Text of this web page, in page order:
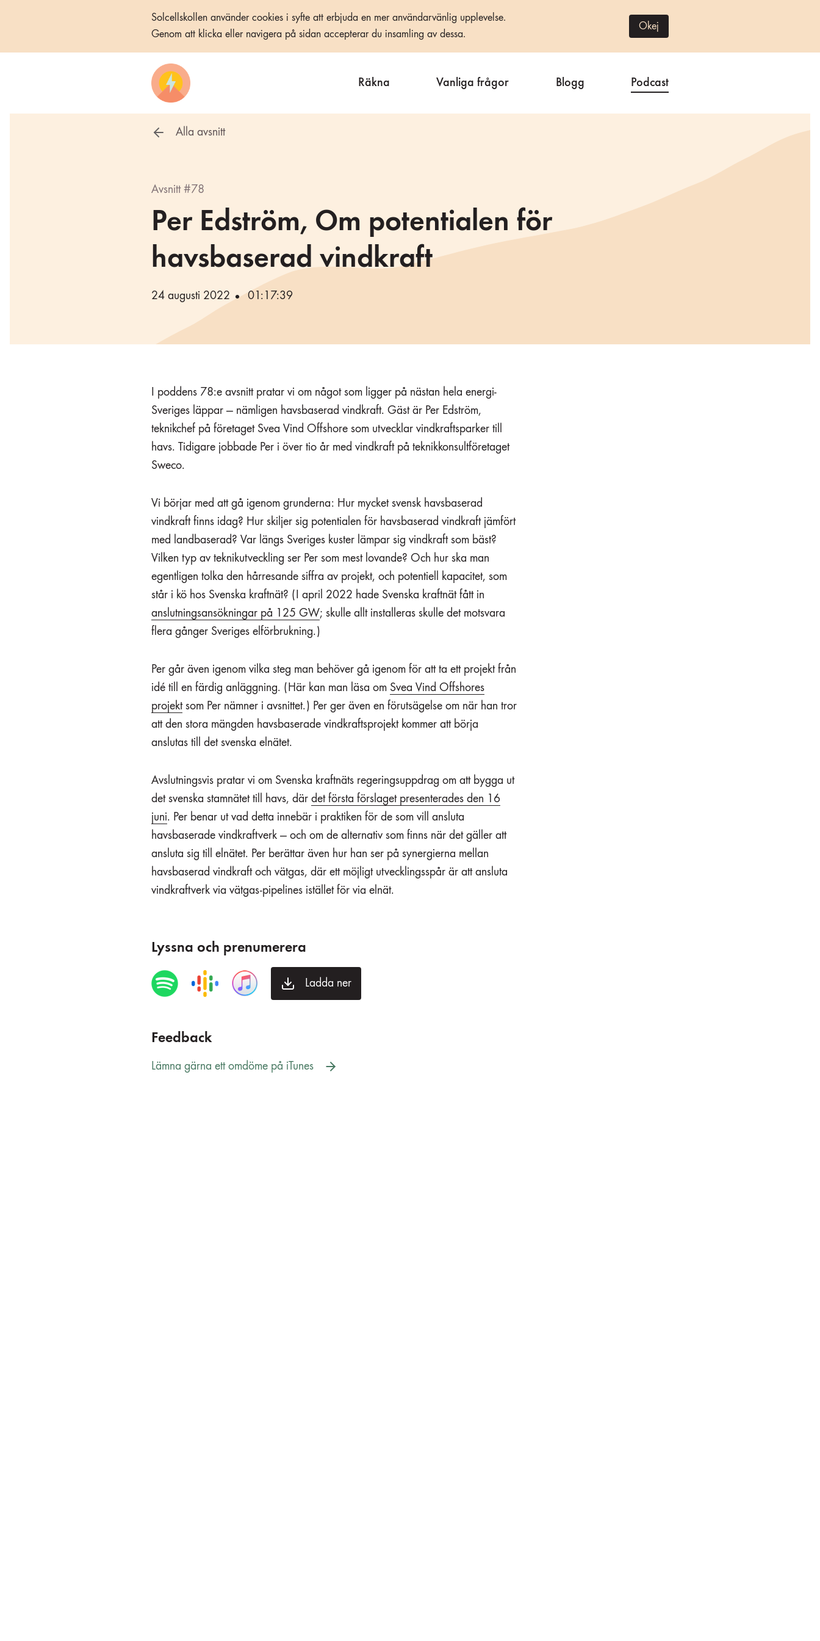
Solcellskollen använder cookies i syfte att erbjuda en mer användarvänlig upplevelse.
Genom att klicka eller navigera på sidan accepterar du insamling av dessa.
Okej
Räkna Vanliga frågor Blogg Podcast
Alla avsnitt
Avsnitt #78
Per Edström, Om potentialen för
havsbaserad vindkraft
24 augusti 2022 01:17:39
I poddens 78:e avsnitt pratar vi om något som ligger på nästan hela energi-
Sveriges läppar — nämligen havsbaserad vindkraft. Gäst är Per Edström,
teknikchef på företaget Svea Vind Offshore som utvecklar vindkraftsparker till
havs. Tidigare jobbade Per i över tio år med vindkraft på teknikkonsultföretaget
Sweco.
Vi börjar med att gå igenom grunderna: Hur mycket svensk havsbaserad
vindkraft finns idag? Hur skiljer sig potentialen för havsbaserad vindkraft jämfört
med landbaserad? Var längs Sveriges kuster lämpar sig vindkraft som bäst?
Vilken typ av teknikutveckling ser Per som mest lovande? Och hur ska man
egentligen tolka den hårresande siffra av projekt, och potentiell kapacitet, som
står i kö hos Svenska kraftnät? (I april 2022 hade Svenska kraftnät fått in
anslutningsansökningar på 125 GW; skulle allt installeras skulle det motsvara
flera gånger Sveriges elförbrukning.)
Per går även igenom vilka steg man behöver gå igenom för att ta ett projekt från
idé till en färdig anläggning. (Här kan man läsa om Svea Vind Offshores
projekt som Per nämner i avsnittet.) Per ger även en förutsägelse om när han tror
att den stora mängden havsbaserade vindkraftsprojekt kommer att börja
anslutas till det svenska elnätet.
Avslutningsvis pratar vi om Svenska kraftnäts regeringsuppdrag om att bygga ut
det svenska stamnätet till havs, där det första förslaget presenterades den 16
juni. Per benar ut vad detta innebär i praktiken för de som vill ansluta
havsbaserade vindkraftverk — och om de alternativ som finns när det gäller att
ansluta sig till elnätet. Per berättar även hur han ser på synergierna mellan
havsbaserad vindkraft och vätgas, där ett möjligt utvecklingsspår är att ansluta
vindkraftverk via vätgas-pipelines istället för via elnät.
Lyssna och prenumerera
Ladda ner
Feedback
Lämna gärna ett omdöme på iTunes